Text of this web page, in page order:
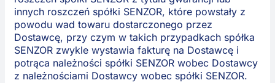
innych roszczeń spółki SENZOR, które powstały z
powodu wad towaru dostarczonego przez
Dostawcę, przy czym w takich przypadkach spółka
SENZOR zwykle wystawia fakturę na Dostawcę i
potrąca należności spółki SENZOR wobec Dostawcy
z należnościami Dostawcy wobec spółki SENZOR.